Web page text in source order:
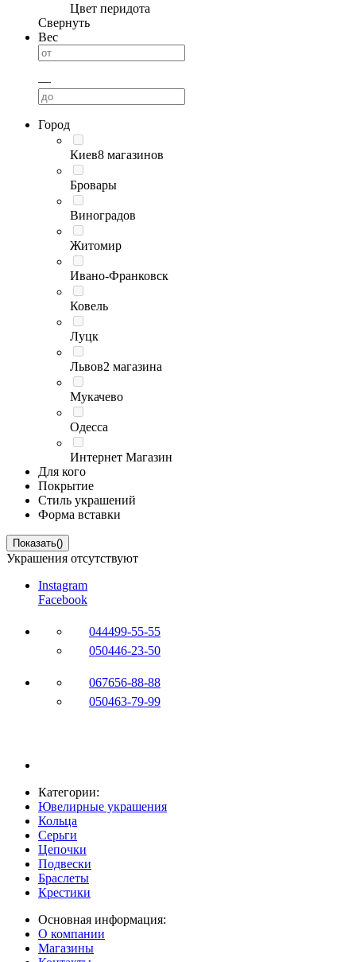
Цвет перидота
Свернуть
Вес
—
Город
Киев8 магазинов
Бровары
Виноградов
Житомир
Ивано-Франковск
Ковель
Луцк
Львов2 магазина
Мукачево
Одесса
Интернет Магазин
Для кого
Покрытие
Стиль украшений
Форма вставки
Показать()
Украшения отсутствуют
Instagram
Facebook
044499-55-55
050446-23-50
067656-88-88
050463-79-99
Категории:
Ювелирные украшения
Кольца
Серьги
Цепочки
Подвески
Браслеты
Крестики
Основная информация:
О компании
Магазины